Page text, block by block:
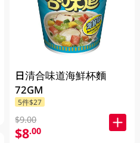
日清合味道海鮮杯麵
72GM
5件$27
$9.00
$8.00